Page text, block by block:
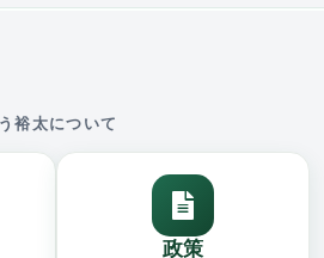
裕太について
政策